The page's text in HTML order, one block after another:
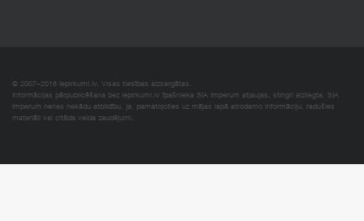
© 2007–2018 Iepirkumi.lv. Visas tiesības aizsargātas.
Informācijas pārpublicēšana bez iepirkumi.lv īpašnieka SIA Imperum atļaujas, stingri aizliegta. SIA
Imperum nenes nekādu atbildību, ja, pamatojoties uz mājas lapā atrodamo informāciju, radušies
materiāli vai citāda veida zaudējumi.